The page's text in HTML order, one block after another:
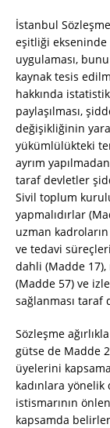
İstanbul
eşitliği ekseninde
uygulaması,
kaynak tesis
hakkında
paylaşılması,
değişikliğinin
yükümlülükteki
ayrım
taraf devletler
Sivil toplum
yapmalıdırlar
uzman
ve tedavi
dahli (Madde
(Madde 57) ve
sağlanması taraf
Sözleşme
gütse de Madde
üyelerini
kadınlara yönelik
istismarının
kapsamda